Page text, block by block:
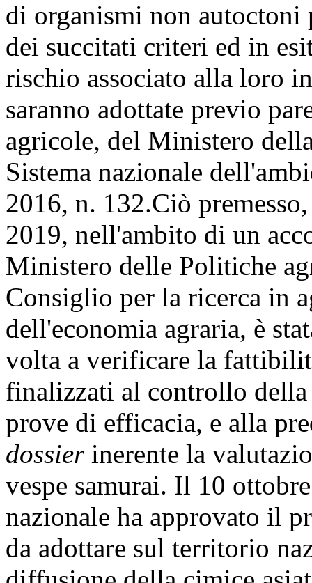
di organismi non autoctoni
dei succitati criteri ed in
rischio associato alla loro
saranno adottate previo
agricole, del Ministero
Sistema nazionale
2016, n. 132.Ciò
2019, nell'ambito di un
Ministero delle Politiche
Consiglio per la ricerca in
dell'economia agraria, è
volta a verificare la
finalizzati al controllo
prove di efficacia, e alla
dossierinerente la
vespe samurai. Il 10
nazionale ha approvato il
da adottare sul territorio